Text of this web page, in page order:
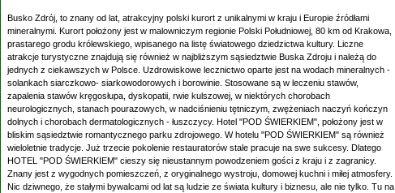
Busko Zdrój, to znany od lat, atrakcyjny polski kurort z unikalnymi w kraju i Europie źródłami
mineralnymi. Kurort położony jest w malowniczym regionie Polski Południowej, 80 km od Krakowa,
prastarego grodu królewskiego, wpisanego na listę światowego dziedzictwa kultury. Liczne
atrakcje turystyczne znajdują się również w najbliższym sąsiedztwie Buska Zdroju i należą do
jednych z ciekawszych w Polsce. Uzdrowiskowe lecznictwo oparte jest na wodach mineralnych -
solankach siarczkowo- siarkowodorowych i borowinie. Stosowane są w leczeniu stawów,
zapalenia stawów kręgosłupa, dyskopatii, rwie kulszowej, w niektórych chorobach
neurologicznych, stanach pourazowych, w nadciśnieniu tętniczym, zwężeniach naczyń kończyn
dolnych i chorobach dermatologicznych - łuszczycy. Hotel "POD ŚWIERKIEM", położony jest w
bliskim sąsiedztwie romantycznego parku zdrojowego. W hotelu "POD ŚWIERKIEM" są również
wieloletnie tradycje. Już trzecie pokolenie restauratorów stale pracuje na swe sukcesy. Dlatego
HOTEL "POD ŚWIERKIEM" cieszy się nieustannym powodzeniem gości z kraju i z zagranicy.
Znany jest z wygodnych pomieszczeń, z oryginalnego wystroju, domowej kuchni i miłej atmosfery.
Nic dziwnego, że stałymi bywalcami od lat są ludzie ze świata kultury i biznesu, ale nie tylko. Tu na